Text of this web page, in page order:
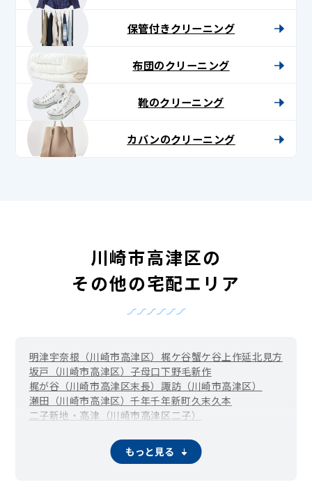
保管付きクリーニング
布団のクリーニング
靴のクリーニング
カバンのクリーニング
川崎市高津区の
その他の宅配エリア
明津宇奈根（川崎市高津区） 梶ケ谷蟹ケ谷上作延北見方
坂戸（川崎市高津区） 子母口下野毛新作
梶が谷（川崎市高津区末長） 諏訪（川崎市高津区）
瀬田（川崎市高津区）千年千年新町久末久本
二子新地・高津（川崎市高津区二子）
向ケ丘（川崎市高津区）もっと見る